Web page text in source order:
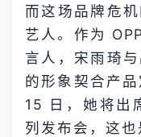
而这场品牌危
艺人。作为
言人，宋雨琦
的形象契合产
15 日，她将出
列发布会，这